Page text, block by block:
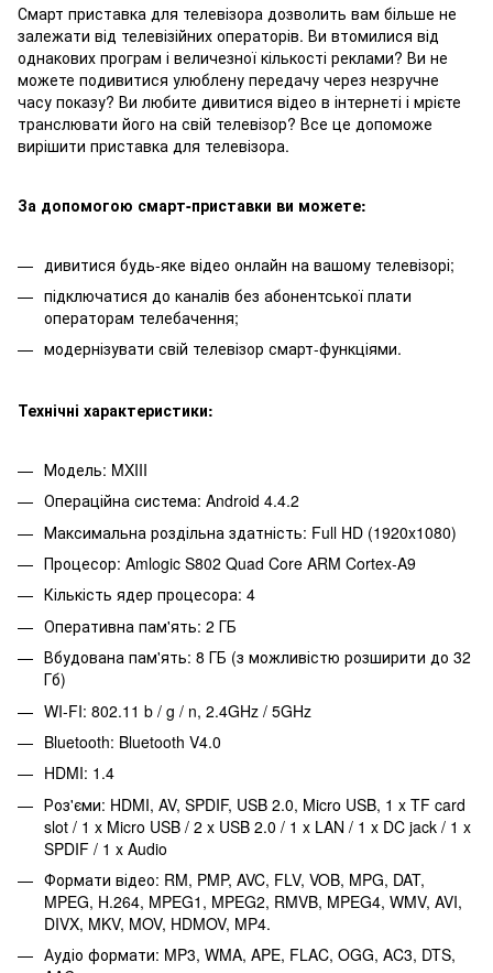
Смарт приставка для телевізора дозволить вам більше не
залежати від телевізійних операторів. Ви втомилися від
однакових програм і величезної кількості реклами? Ви не
можете подивитися улюблену передачу через незручне
часу показу? Ви любите дивитися відео в інтернеті і мрієте
транслювати його на свій телевізор? Все це допоможе
вирішити приставка для телевізора.
За допомогою смарт-приставки ви можете:
дивитися будь-яке відео онлайн на вашому телевізорі;
підключатися до каналів без абонентської плати
операторам телебачення;
модернізувати свій телевізор смарт-функціями.
Технічні характеристики:
Модель: MXIII
Операційна система: Android 4.4.2
Максимальна роздільна здатність: Full HD (1920x1080)
Процесор: Amlogic S802 Quad Core ARM Cortex-A9
Кількість ядер процесора: 4
Оперативна пам'ять: 2 ГБ
Вбудована пам'ять: 8 ГБ (з можливістю розширити до 32
Гб)
WI-FI: 802.11 b / g / n, 2.4GHz / 5GHz
Bluetooth: Bluetooth V4.0
HDMI: 1.4
Роз'єми: HDMI, AV, SPDIF, USB 2.0, Micro USB, 1 x TF card
slot / 1 x Micro USB / 2 x USB 2.0 / 1 x LAN / 1 x DC jack / 1 x
SPDIF / 1 x Audio
Формати відео: RM, PMP, AVC, FLV, VOB, MPG, DAT,
MPEG, H.264, MPEG1, MPEG2, RMVB, MPEG4, WMV, AVI,
DIVX, MKV, MOV, HDMOV, MP4.
Аудіо формати: MP3, WMA, APE, FLAC, OGG, AC3, DTS,